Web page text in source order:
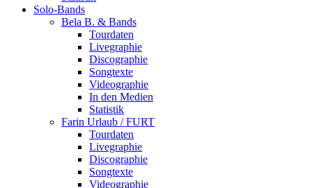
Solo-Bands
Bela B. & Bands
Tourdaten
Livegraphie
Discographie
Songtexte
Videographie
In den Medien
Statistik
Farin Urlaub / FURT
Tourdaten
Livegraphie
Discographie
Songtexte
Videographie